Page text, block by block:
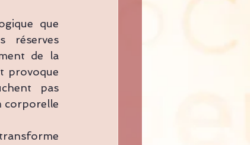
que
réserves
de la
provoque
pas
corporelle